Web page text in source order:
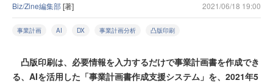
Biz/Zine編集部[著] 2021/06/18 19:00
事業計画 AI DX 事業計画分析 凸版印刷
凸版印刷は、必要情報を入力するだけで事業計画書を作成でき
る、AIを活用した「事業計画書作成支援システム」を、2021年5